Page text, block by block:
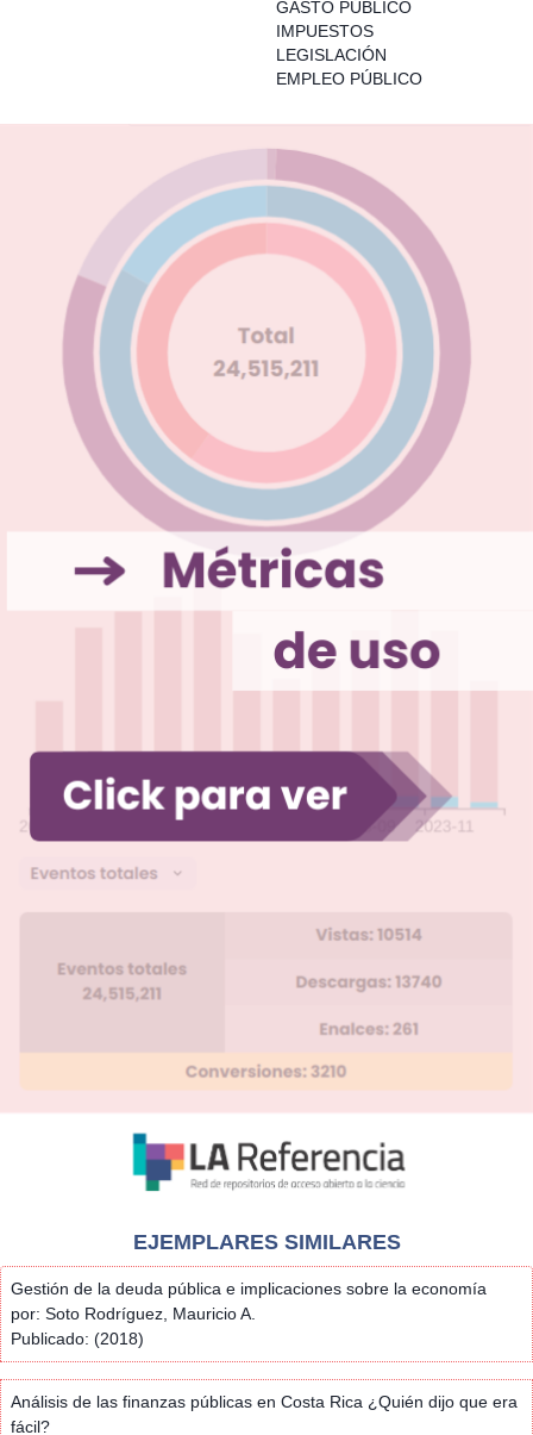
GASTO PÚBLICO
IMPUESTOS
LEGISLACIÓN
EMPLEO PÚBLICO
EJEMPLARES SIMILARES
Gestión de la deuda pública e implicaciones sobre la economía
por: Soto Rodríguez, Mauricio A.
Publicado: (2018)
Análisis de las finanzas públicas en Costa Rica ¿Quién dijo que era
fácil?